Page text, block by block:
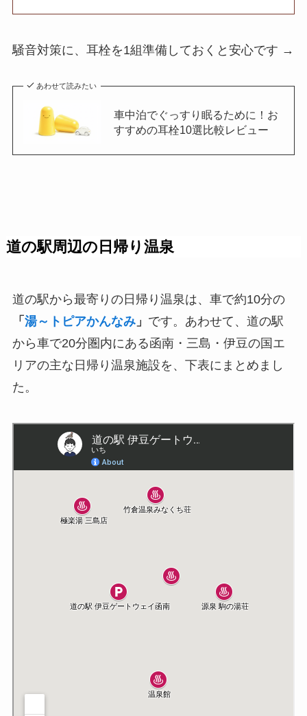
騒音対策に、耳栓を1組準備しておくと安心です →
あわせて読みたい
車中泊でぐっすり眠るために！お
すすめの耳栓10選比較レビュー
道の駅周辺の日帰り温泉
道の駅から最寄りの日帰り温泉は、車で約10分の
「 湯～トピアかんなみ」 です。あわせて、道の駅
から車で20分圏内にある函南・三島・伊豆の国エ
リアの主な日帰り温泉施設を、下表にまとめまし
た。